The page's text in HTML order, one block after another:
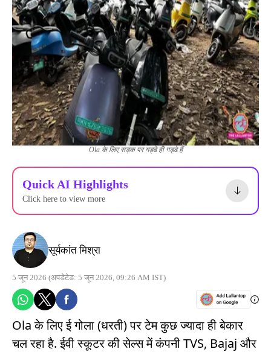
Ola के लिए सड़क पर गड्ढे ही गड्ढे हैं
Quick AI Highlights
Click here to view more
सूर्यकांत मिश्रा
5 जून 2026 (अपडेटेड: 5 जून 2026, 09:26 AM IST)
Ola के लिए ई गोला (धरती) पर टेम कुछ ज्यादा ही बेकार
चल रहा है. ईवी स्कूटर की सेल्स में कंपनी TVS, Bajaj और